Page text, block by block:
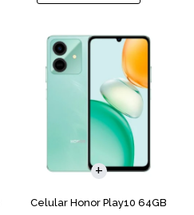
Celular Honor Play10 64GB
COMPARAR